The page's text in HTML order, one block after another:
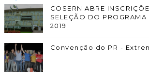
COSERN ABRE
SELEÇÃO DO PROGRAMA
2019
Convenção do PR -